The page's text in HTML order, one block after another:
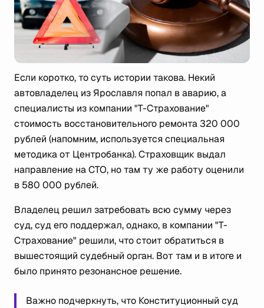
Если коротко, то суть истории такова. Некий
автовладелец из Ярославля попал в аварию, а
специалисты из компании "Т-Страхование"
стоимость восстановительного ремонта 320 000
рублей (напомним, используется специальная
методика от Центробанка). Страховщик выдал
направление на СТО, но там ту же работу оценили
в 580 000 рублей.
Владелец решил затребовать всю сумму через
суд, суд его поддержал, однако, в компании "Т-
Страхование" решили, что стоит обратиться в
вышестоящий судебный орган. Вот там и в итоге и
было принято резонансное решение.
Важно подчеркнуть, что Конституционный суд